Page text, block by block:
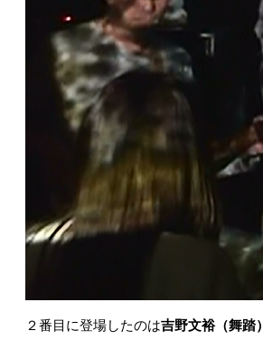
２番目に登場したのは吉野文裕（舞踏）